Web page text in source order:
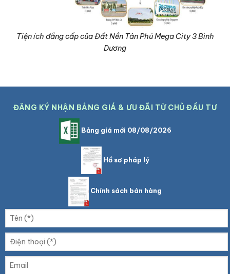
Tiện ích đẳng cấp của Đất Nền Tân Phú Mega City 3 Bình
Dương
ĐĂNG KÝ NHẬN BẢNG GIÁ & ƯU ĐÃI TỪ CHỦ ĐẦU TƯ
Bảng giá mới 08/08/2026
Hồ sơ pháp lý
Chính sách bán hàng